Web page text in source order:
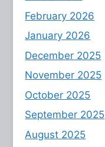
February 2026
January 2026
December 2025
November 2025
October 2025
September 2025
August 2025